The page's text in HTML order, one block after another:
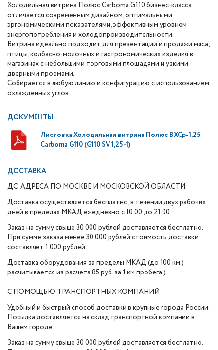
Холодильная витрина Полюс Carboma G110 бизнес-класса
отличается современным дизайном, оптимальными
эргономическими показателями, эффективным уровнем
энергопотребления и холодопроизводительности.
Витрина идеально подходит для презентации и продажи мяса,
птицы, колбасно-молочных и гастрономических изделия в
магазинах с небольшими торговыми площадями и узкими
дверными проемами.
Собирается в любую линию и конфигурацию с использованием
охлажденных углов.
ДОКУМЕНТЫ
Листовка Холодильная витрина Полюс ВХСр-1,25
Сarboma G110 (G110 SV 1,25-1)
ДОСТАВКА
ДО АДРЕСА ПО МОСКВЕ И МОСКОВСКОЙ ОБЛАСТИ.
Доставка осуществляется бесплатно, в течении двух рабочих
дней в пределах МКАД ежедневно с 10.00 до 21.00.
Заказ на сумму свыше 30 000 рублей доставляется бесплатно.
При сумме заказа менее 30 000 рублей стоимость доставки
составляет 1 000 рублей.
Доставка оборудования за пределы МКАД (до 100 км.)
расчитывается из расчета 85 руб. за 1 км пробега.)
С ПОМОЩЬЮ ТРАНСПОРТНЫХ КОМПАНИЙ
Удобный и быстрый способ доставки в крупные города России.
Посылка доставляется на склад транспортной компании в
Вашем городе.
Заказ на сумму свыше 30 000 рублей доставляется бесплатно.